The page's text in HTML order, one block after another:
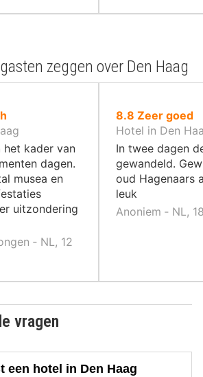
zeggen over Den Haag
het kader van
dagen.
musea en
uitzondering
‐ NL, 12
8.8 uit
10
,
Zeer goed
Hotel in Den
In twee dagen
gewandeld.
oud Hagenaars
leuk
Anoniem ‐ NL,
vragen
een hotel in Den Haag